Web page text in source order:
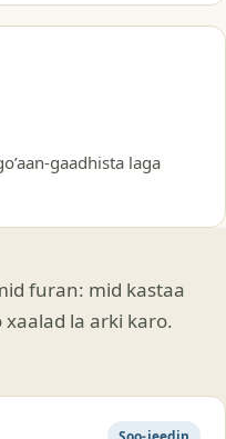
gaadhista laga
furan: mid kastaa
la arki karo.
Soo-jeedin